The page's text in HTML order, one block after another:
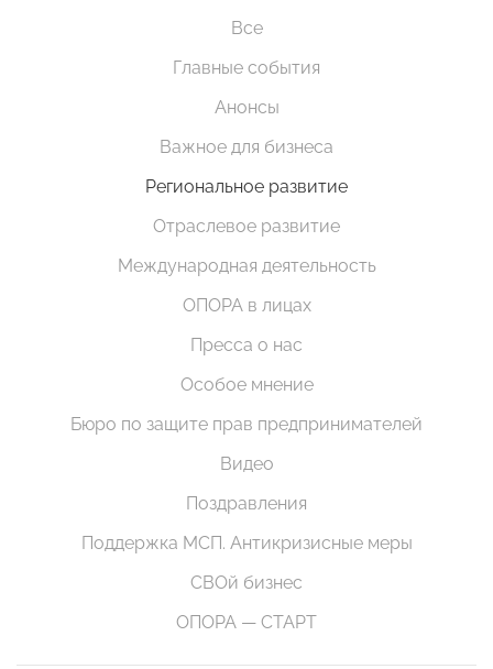
Все
Главные события
Анонсы
Важное для бизнеса
Региональное развитие
Отраслевое развитие
Международная деятельность
ОПОРА в лицах
Пресса о нас
Особое мнение
Бюро по защите прав предпринимателей
Видео
Поздравления
Поддержка МСП. Антикризисные меры
СВОй бизнес
ОПОРА — СТАРТ